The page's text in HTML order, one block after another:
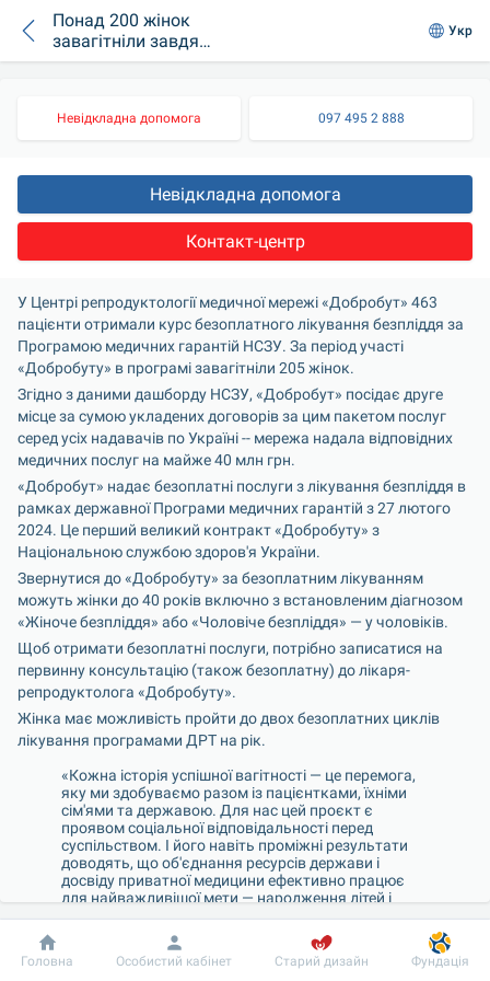
Понад 200 жінок
завагітніли завдяки
програмі
безпліддя в
«Добробуті»
Укр
Невідкладна допомога 097 495 2 888
Невідкладна допомога
Контакт-центр
У Центрі репродуктології медичної мережі «Добробут» 463
пацієнти отримали курс безоплатного лікування безпліддя за
Програмою медичних гарантій НСЗУ. За період участі
«Добробуту» в програмі завагітніли 205 жінок.
Згідно з даними дашборду НСЗУ, «Добробут» посідає друге
місце за сумою укладених договорів за цим пакетом послуг
серед усіх надавачів по Україні -- мережа надала відповідних
медичних послуг на майже 40 млн грн.
«Добробут» надає безоплатні послуги з лікування безпліддя в
рамках державної Програми медичних гарантій з 27 лютого
2024. Це перший великий контракт «Добробуту» з
Національною службою здоров'я України.
Звернутися до «Добробуту» за безоплатним лікуванням
можуть жінки до 40 років включно з встановленим діагнозом
«Жіноче безпліддя» або «Чоловіче безпліддя» — у чоловіків.
Щоб отримати безоплатні послуги, потрібно записатися на
первинну консультацію (також безоплатну) до лікаря-
репродуктолога «Добробуту».
Жінка має можливість пройти до двох безоплатних циклів
лікування програмами ДРТ на рік.
«Кожна історія успішної вагітності — це перемога,
яку ми здобуваємо разом із пацієнтками, їхніми
сім'ями та державою. Для нас цей проєкт є
проявом соціальної відповідальності перед
суспільством. І його навіть проміжні результати
доводять, що об'єднання ресурсів держави і
досвіду приватної медицини ефективно працює
для найважливішої мети — народження дітей і
Світлана Шиянова, лідер напряму
допоміжних репродуктивних технологій
медичної мережі «Добробут».
Добробут Інформація Пацієнту
Головна Особистий кабінет Старий дизайн Фундація